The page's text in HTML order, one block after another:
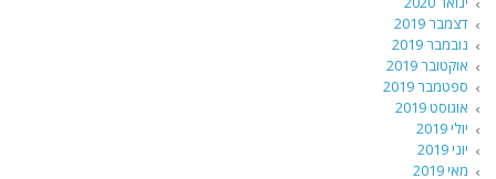
דצמבר 2019
נובמבר 2019
אוקטובר 2019
ספטמבר 2019
אוגוסט 2019
יולי 2019
יוני 2019
מאי 2019